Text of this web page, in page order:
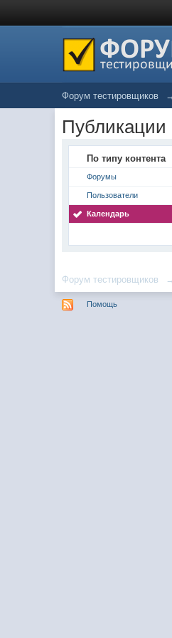
Форум тестировщиков
Публикации
По типу контента
Форумы
Пользователи
Календарь
Форум тестировщиков →
Помощь